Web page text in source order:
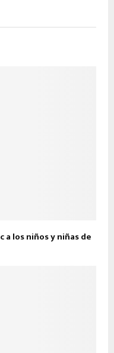
los niños y niñas de